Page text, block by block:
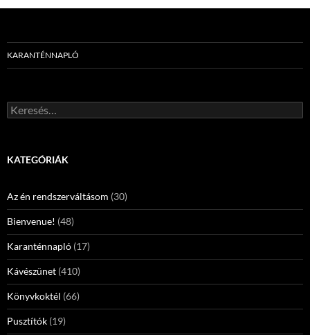
KARANTÉNNAPLÓ
Keresés:
KATEGÓRIÁK
Az én rendszerváltásom (30)
Bienvenue! (48)
Karanténnapló (17)
Kávészünet (410)
Könyvkoktél (66)
Pusztítók (19)